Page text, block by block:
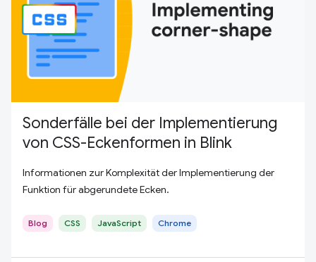
Sonderfälle bei der Implementierung
von CSS-Eckenformen in Blink
Informationen zur Komplexität der Implementierung der
Funktion für abgerundete Ecken.
Blog CSS JavaScript Chrome